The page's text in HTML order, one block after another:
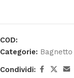
COD:
Categorie:
Condividi: